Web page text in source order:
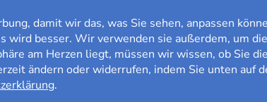
damit wir das, was Sie sehen, anpassen
besser. Wir verwenden sie außerdem, um
am Herzen liegt, müssen wir wissen, ob Sie
ändern oder widerrufen, indem Sie unten auf
.